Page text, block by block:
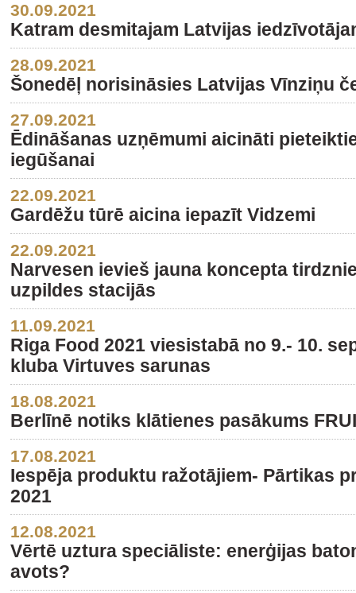
30.09.2021
Katram desmitajam Latvijas
28.09.2021
Šonedēļ norisināsies Latvijas Vīnziņu
27.09.2021
Ēdināšanas uzņēmumi aicināti
iegūšanai
22.09.2021
Gardēžu tūrē aicina iepazīt Vidzemi
22.09.2021
Narvesen ievieš jauna koncepta
uzpildes stacijās
11.09.2021
Riga Food 2021 viesistabā no 9.- 10.
kluba Virtuves sarunas
18.08.2021
Berlīnē notiks klātienes pasākums
17.08.2021
Iespēja produktu ražotājiem- Pārtikas
2021
12.08.2021
Vērtē uztura speciāliste: enerģijas
avots?